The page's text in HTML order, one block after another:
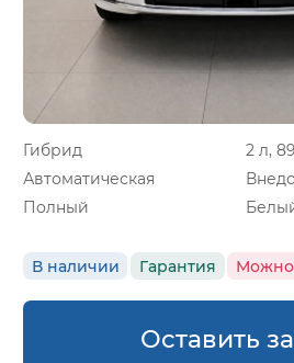
Гибрид
2 л,
Автоматическая
Полный
В наличии Гарантия Можно
Оставить